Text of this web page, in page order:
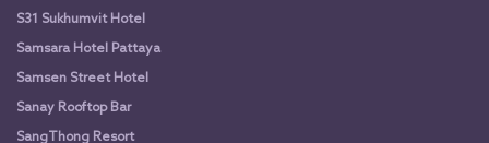
S31 Sukhumvit Hotel
Samsara Hotel Pattaya
Samsen Street Hotel
Sanay Rooftop Bar
SangThong Resort